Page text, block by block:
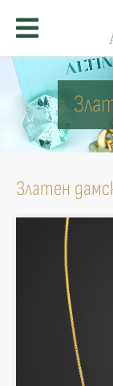
Златен